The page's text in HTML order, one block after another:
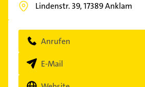
Lindenstr. 39,17389Anklam
Anrufen
E-Mail